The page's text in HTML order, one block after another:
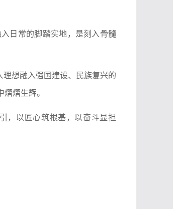
日常的脚踏实地，是刻入骨髓
想融入强国建设、民族复兴的
熠生辉。
，以匠心筑根基，以奋斗显担